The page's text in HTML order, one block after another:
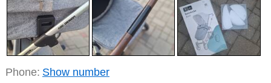
Phone: Show number